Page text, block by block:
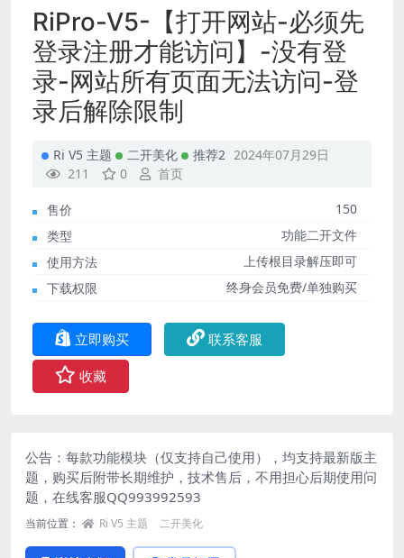
RiPro-V5-【打开网站-必须先
登录注册才能访问】-没有登
录-网站所有页面无法访问-登
录后解除限制
Ri V5 主题 二开美化 推荐2 2024年07月29日
211
0 首页
售价
150
类型
功能二开文件
使用方法
上传根目录解压即可
下载权限
终身会员免费/单独购买
立即购买 联系客服
收藏
公告：每款功能模块（仅支持自己使用），均支持最新版主
题，购买后附带长期维护，技术售后，不用担心后期使用问
题，在线客服QQ993992593
当前位置： Ri V5 主题 二开美化